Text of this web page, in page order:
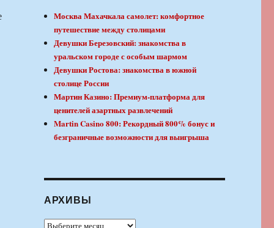
Москва Махачкала самолет: комфортное
путешествие между столицами
Девушки Березовский: знакомства в
уральском городе с особым шармом
Девушки Ростова: знакомства в южной
столице России
Мартин Казино: Премиум-платформа для
ценителей азартных развлечений
Martin Casino 800: Рекордный 800% бонус и
безграничные возможности для выигрыша
АРХИВЫ
Архивы